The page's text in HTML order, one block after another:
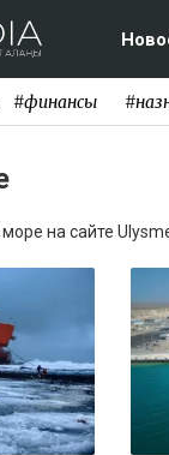
#финансы
на сайте